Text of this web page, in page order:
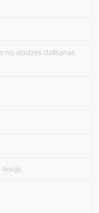
no slodzes dalīšanas